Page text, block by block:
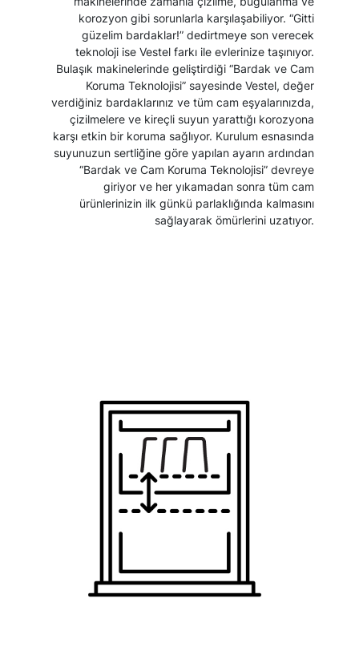
korozyon gibi sorunlarla karşılaşabiliyor. “Gitti
güzelim bardaklar!” dedirtmeye son verecek
teknoloji ise Vestel farkı ile evlerinize taşınıyor.
Bulaşık makinelerinde geliştirdiği “Bardak ve Cam
Koruma Teknolojisi” sayesinde Vestel, değer
verdiğiniz bardaklarınız ve tüm cam eşyalarınızda,
çizilmelere ve kireçli suyun yarattığı korozyona
karşı etkin bir koruma sağlıyor. Kurulum esnasında
suyunuzun sertliğine göre yapılan ayarın ardından
“Bardak ve Cam Koruma Teknolojisi” devreye
giriyor ve her yıkamadan sonra tüm cam
ürünlerinizin ilk günkü parlaklığında kalmasını
sağlayarak ömürlerini uzatıyor.